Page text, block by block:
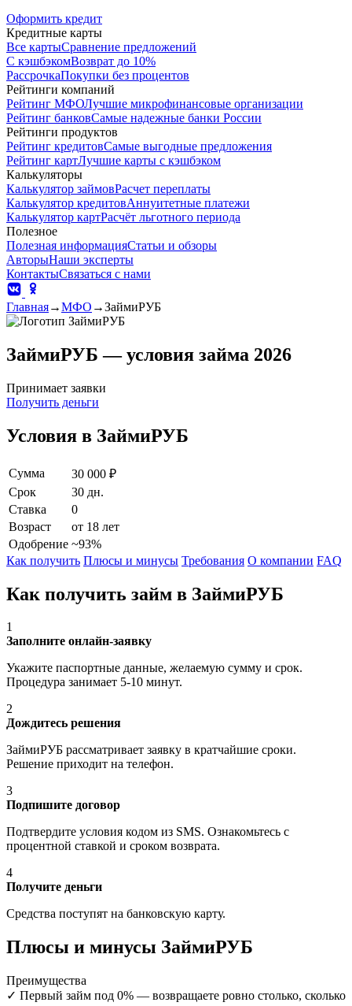
Оформить кредит
Кредитные карты
Все картыСравнение предложений
С кэшбэкомВозврат до 10%
РассрочкаПокупки без процентов
Рейтинги компаний
Рейтинг МФОЛучшие микрофинансовые организации
Рейтинг банковСамые надежные банки России
Рейтинги продуктов
Рейтинг кредитовСамые выгодные предложения
Рейтинг картЛучшие карты с кэшбэком
Калькуляторы
Калькулятор займовРасчет переплаты
Калькулятор кредитовАннуитетные платежи
Калькулятор картРасчёт льготного периода
Полезное
Полезная информацияСтатьи и обзоры
АвторыНаши эксперты
КонтактыСвязаться с нами
Главная→МФО →ЗаймиРУБ
ЗаймиРУБ — условия займа 2026
Принимает заявки
Получить деньги
Условия в ЗаймиРУБ
Сумма
30 000 ₽
Срок
30 дн.
Ставка
0
Возраст
от 18 лет
Одобрение ~93%
Как получить Плюсы и минусы Требования О компании FAQ
Как получить займ в ЗаймиРУБ
1
Заполните онлайн-заявку
Укажите паспортные данные, желаемую сумму и срок.
Процедура занимает 5-10 минут.
2
Дождитесь решения
ЗаймиРУБ рассматривает заявку в кратчайшие сроки.
Решение приходит на телефон.
3
Подпишите договор
Подтвердите условия кодом из SMS. Ознакомьтесь с
процентной ставкой и сроком возврата.
4
Получите деньги
Средства поступят на банковскую карту.
Плюсы и минусы ЗаймиРУБ
Преимущества
✓ Первый займ под 0% — возвращаете ровно столько, сколько